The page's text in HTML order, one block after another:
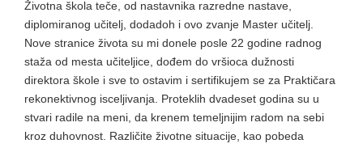
Životna škola teče, od nastavnika razredne nastave,
diplomiranog učitelj, dodadoh i ovo zvanje Master učitelj.
Nove stranice života su mi donele posle 22 godine radnog
staža od mesta učiteljice, dođem do vršioca dužnosti
direktora škole i sve to ostavim i sertifikujem se za Praktičara
rekonektivnog isceljivanja. Proteklih dvadeset godina su u
stvari radile na meni, da krenem temeljnijim radom na sebi
kroz duhovnost. Različite životne situacije, kao pobeda